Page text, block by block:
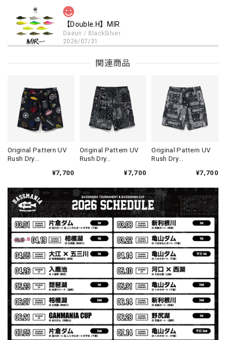
【Double.H】MIR
Daeun / BlackSilver
2026/07/31
MIR届きました。発送まで迅速に対応して頂きありがとうご
【Seamania】Uv Rush Cool Logo Zip Parka［BLK］［LIMITED］
ブラック L
2026/07/30
発送も早く着心地最高！！！！ セットアップで短パンも買
えば良かった！！
Logo Sweat Zip Parka [ASH GRY]
アッシュグレー XXL
2026/07/30
夏の早朝 少し肌寒い時一枚羽織りたい時ちょうど良い。
秋 冬 春 中でも外でも、ちょっと良い。厚めの生地がし
っかりしていて、タウンユースでも、気分良く歩けます。
Electric Motor Wire Code Jacket
2026/07/30
ネオプレーンの生地のしなやかな品で、何にでも使えるバス
関連商品
Original Pattern UV
Rush Dry
Design］［LIMITED］
¥7,700
Original Pattern UV
Rush Dry
Design］［LIMITED］
¥7,700
Original Pattern UV
Rush Dry
BLACK］［LIMITED］
¥7,700